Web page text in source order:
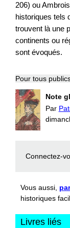
206) ou
historiques tels
trouvent là une
continents ou
sont évoqués.
Pour tous
Note
Par
Connectez-
Vous aussi,
historiques
Livres liés